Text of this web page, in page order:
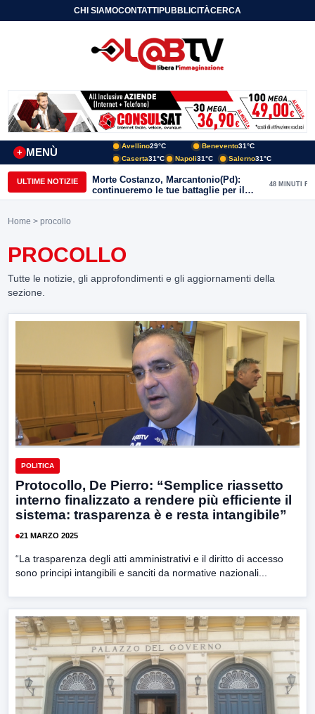
CHI SIAMOCONTATTIPUBBLICITÀCERCA
MENÙ
+
Avellino29°C Benevento31°C
Caserta31°C Napoli31°C Salerno31°C
ULTIME NOTIZIE
Morte Costanzo, Marcantonio(Pd):
continueremo le tue battaglie per il
Sannio
48 MINUTI FA
Home > procollo
PROCOLLO
Tutte le notizie, gli approfondimenti e gli aggiornamenti della
sezione.
POLITICA
Protocollo, De Pierro: “Semplice riassetto
interno finalizzato a rendere più efficiente il
sistema: trasparenza è e resta intangibile”
21 MARZO 2025
“La trasparenza degli atti amministrativi e il diritto di accesso
sono principi intangibili e sanciti da normative nazionali...